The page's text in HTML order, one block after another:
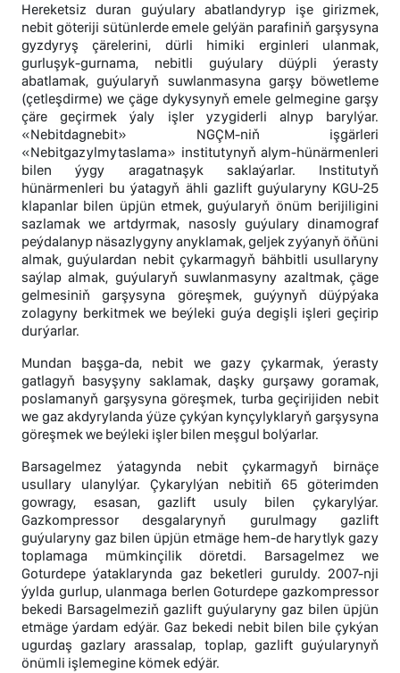
Hereketsiz duran guýulary abatlandyryp işe girizmek,
nebit göteriji sütünlerde emele gelýän parafiniň garşysyna
gyzdyryş çärelerini, dürli himiki erginleri ulanmak,
gurluşyk-gurnama, nebitli guýulary düýpli ýerasty
abatlamak, guýularyň suwlanmasyna garşy böwetleme
(çetleşdirme) we çäge dykysynyň emele gelmegine garşy
çäre geçirmek ýaly işler yzygiderli alnyp barylýar.
«Nebitdagnebit» NGÇM-niň işgärleri
«Nebitgazylmytaslama» institutynyň alym-hünärmenleri
bilen ýygy aragatnaşyk saklaýarlar. Institutyň
hünärmenleri bu ýatagyň ähli gazlift guýularyny KGU-25
klapanlar bilen üpjün etmek, guýularyň önüm berijiligini
sazlamak we artdyrmak, nasosly guýulary dinamograf
peýdalanyp näsazlygyny anyklamak, geljek zyýanyň öňüni
almak, guýulardan nebit çykarmagyň bähbitli usullaryny
saýlap almak, guýularyň suwlanmasyny azaltmak, çäge
gelmesiniň garşysyna göreşmek, guýynyň düýpýaka
zolagyny berkitmek we beýleki guýa degişli işleri geçirip
durýarlar.
Mundan başga-da, nebit we gazy çykarmak, ýerasty
gatlagyň basyşyny saklamak, daşky gurşawy goramak,
poslamanyň garşysyna göreşmek, turba geçirijiden nebit
we gaz akdyrylanda ýüze çykýan kynçylyklaryň garşysyna
göreşmek we beýleki işler bilen meşgul bolýarlar.
Barsagelmez ýatagynda nebit çykarmagyň birnäçe
usullary ulanylýar. Çykarylýan nebitiň 65 göterimden
gowragy, esasan, gazlift usuly bilen çykarylýar.
Gazkompressor desgalarynyň gurulmagy gazlift
guýularyny gaz bilen üpjün etmäge hem-de harytlyk gazy
toplamaga mümkinçilik döretdi. Barsagelmez we
Goturdepe ýataklarynda gaz beketleri guruldy. 2007-nji
ýylda gurlup, ulanmaga berlen Goturdepe gazkompressor
bekedi Barsagelmeziň gazlift guýularyny gaz bilen üpjün
etmäge ýardam edýär. Gaz bekedi nebit bilen bile çykýan
ugurdaş gazlary arassalap, toplap, gazlift guýularynyň
önümli işlemegine kömek edýär.